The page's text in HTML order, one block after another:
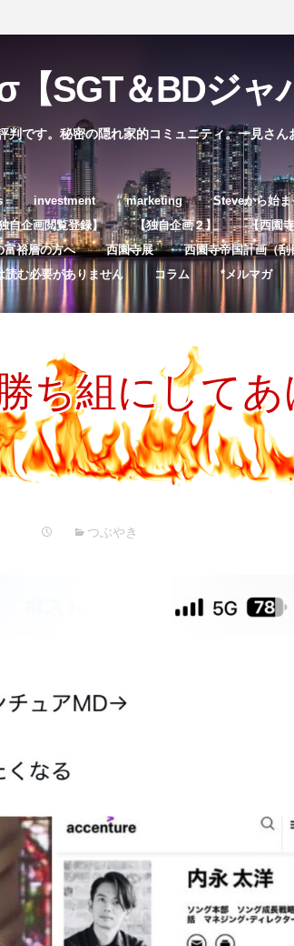
【SGT＆BDジャ
です。秘密の隠れ家的コミュニティ。一見さん
コ
ン
テ
ン
ッ
investment marketing Steveから始ま
自企画閲覧登録】 【独自企画２】
【西園
富裕層の方へ 西園寺展 西園寺帝国計画（
読む必要がありません コラム *メルマガ
ち組にしてあ
つぶやき